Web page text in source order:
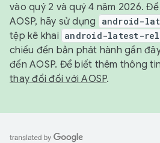
vào quý 2 và quý 4 năm 2026.
AOSP, hãy sử dụng
android-
tệp kê khai android-latest-
chiếu đến bản phát hành gần
đến AOSP. Để biết thêm thông
thay đổi đối với AOSP.